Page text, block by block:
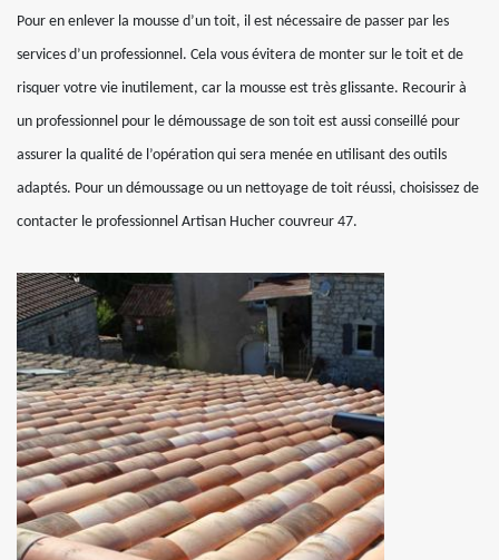
Pour en enlever la mousse d’un toit, il est nécessaire de passer par les
services d’un professionnel. Cela vous évitera de monter sur le toit et de
risquer votre vie inutilement, car la mousse est très glissante. Recourir à
un professionnel pour le démoussage de son toit est aussi conseillé pour
assurer la qualité de l’opération qui sera menée en utilisant des outils
adaptés. Pour un démoussage ou un nettoyage de toit réussi, choisissez de
contacter le professionnel Artisan Hucher couvreur 47.